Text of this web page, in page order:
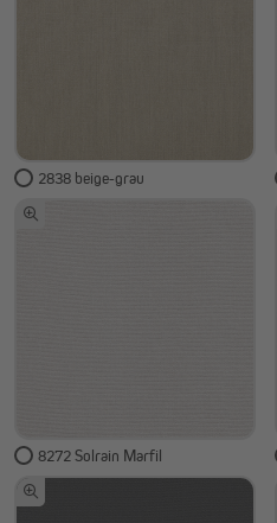
2838 beige-grau
8272 Solrain Marfil